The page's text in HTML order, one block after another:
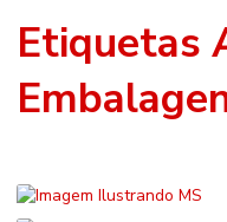
Etiquetas